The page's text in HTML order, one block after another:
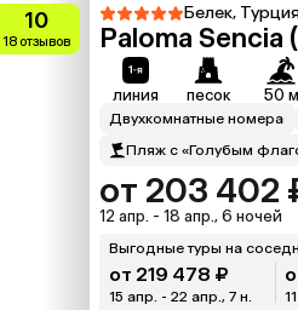
10
18 отзывов
Белек,
Paloma Sencia
линия песок 50 м
Двухкомнатные номера
Пляж с «Голубым
от 203 402
12 апр. - 18 апр., 6 ночей
Выгодные туры на
от 219 478 ₽
15 апр. - 22 апр., 7 н.